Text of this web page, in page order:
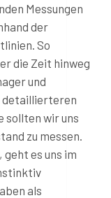
Messungen
der
So
die Zeit hinweg
und
detaillierteren
sollten wir uns
zu messen.
es uns im
als